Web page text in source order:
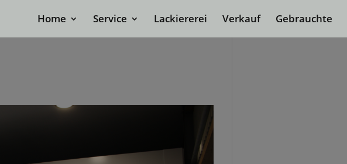
Home Service Lackiererei Verkauf Gebrauchte